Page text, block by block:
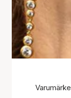
Varumärke